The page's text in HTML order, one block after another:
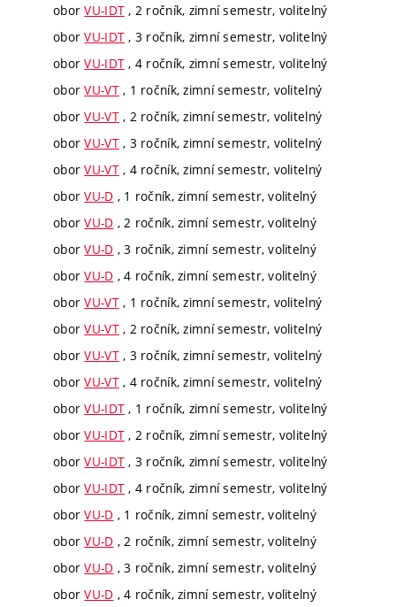
oborVU-IDT , 2 ročník, zimní semestr, volitelný
oborVU-IDT , 3 ročník, zimní semestr, volitelný
oborVU-IDT , 4 ročník, zimní semestr, volitelný
oborVU-VT, 1 ročník, zimní semestr, volitelný
oborVU-VT, 2 ročník, zimní semestr, volitelný
oborVU-VT, 3 ročník, zimní semestr, volitelný
oborVU-VT, 4 ročník, zimní semestr, volitelný
oborVU-D , 1 ročník, zimní semestr, volitelný
oborVU-D , 2 ročník, zimní semestr, volitelný
oborVU-D , 3 ročník, zimní semestr, volitelný
oborVU-D , 4 ročník, zimní semestr, volitelný
oborVU-VT, 1 ročník, zimní semestr, volitelný
oborVU-VT, 2 ročník, zimní semestr, volitelný
oborVU-VT, 3 ročník, zimní semestr, volitelný
oborVU-VT, 4 ročník, zimní semestr, volitelný
oborVU-IDT , 1 ročník, zimní semestr, volitelný
oborVU-IDT , 2 ročník, zimní semestr, volitelný
oborVU-IDT , 3 ročník, zimní semestr, volitelný
oborVU-IDT , 4 ročník, zimní semestr, volitelný
oborVU-D , 1 ročník, zimní semestr, volitelný
oborVU-D , 2 ročník, zimní semestr, volitelný
oborVU-D , 3 ročník, zimní semestr, volitelný
oborVU-D , 4 ročník, zimní semestr, volitelný